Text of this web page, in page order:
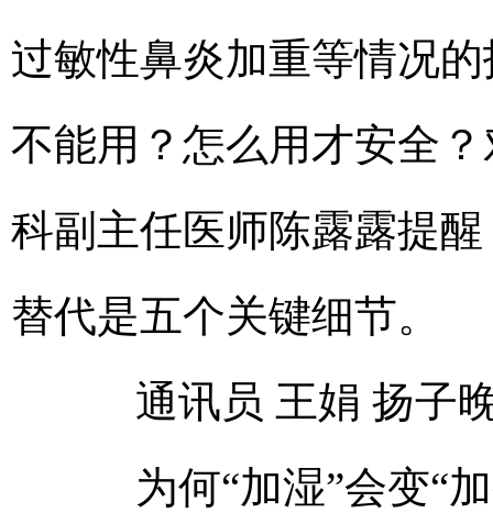
过敏性鼻炎加重等情况
不能用？怎么用才安全
科副主任医师陈露露提
替代是五个关键细节。
通讯员 王娟 扬子晚
为何“加湿”会变“加